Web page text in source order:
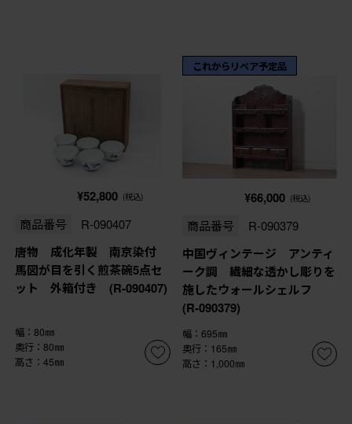
¥52,800 (税込)
商品番号 R-090407
唐物 成化年製 南京染付
馬図が目を引く煎茶碗5点セ
ット 外箱付き (R-090407)
幅：80㎜
奥行：80㎜
高さ：45㎜
これからリペア予定品
¥66,000 (税込)
商品番号 R-090379
中国ヴィンテージ アンティ
ーク調 繊細な透かし彫りを
施したウォールシェルフ
(R-090379)
幅：695㎜
奥行：165㎜
高さ：1,000㎜